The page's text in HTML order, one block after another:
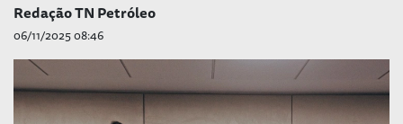
Redação TN Petróleo
06/11/2025 08:46